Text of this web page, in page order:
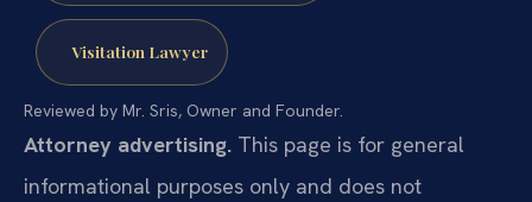
Visitation Lawyer
Reviewed by Mr. Sris, Owner and Founder.
Attorney advertising. This page is for general
informational purposes only and does not